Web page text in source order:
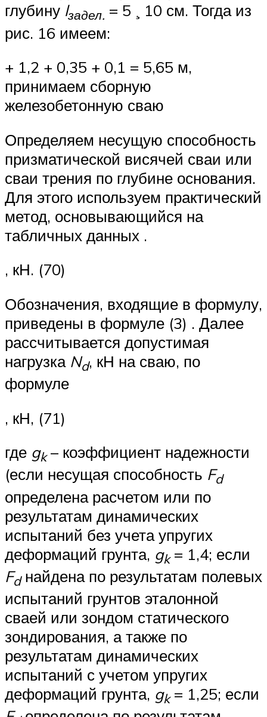
глубину lзадел. = 5 ¸ 10 см. Тогда из
рис. 16 имеем:
+ 1,2 + 0,35 + 0,1 = 5,65 м,
принимаем сборную
железобетонную сваю
Определяем несущую способность
призматической висячей сваи или
сваи трения по глубине основания.
Для этого используем практический
метод, основывающийся на
табличных данных .
, кН. (70)
Обозначения, входящие в формулу,
приведены в формуле (3) . Далее
рассчитывается допустимая
нагрузка Nd, кН на сваю, по
формуле
, кН, (71)
где gk– коэффициент надежности
(если несущая способность Fd
определена расчетом или по
результатам динамических
испытаний без учета упругих
деформаций грунта, gk= 1,4; если
Fdнайдена по результатам полевых
испытаний грунтов эталонной
сваей или зондом статического
зондирования, а также по
результатам динамических
испытаний с учетом упругих
деформаций грунта, gk= 1,25; если